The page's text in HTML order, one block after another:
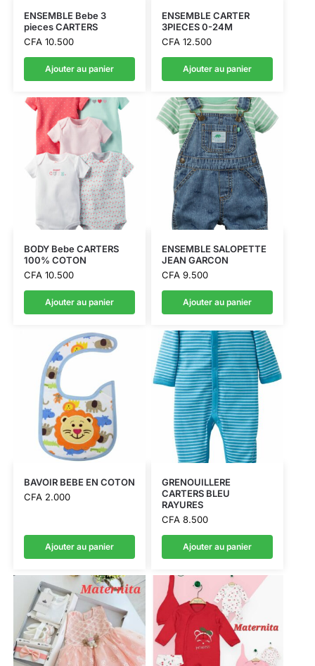
ENSEMBLE Bebe 3
pieces CARTERS
CFA10.500
Ajouter au panier
ENSEMBLE CARTER
3PIECES 0-24M
CFA12.500
Ajouter au panier
BODY Bebe CARTERS
100% COTON
CFA10.500
Ajouter au panier
ENSEMBLE SALOPETTE
JEAN GARCON
CFA9.500
Ajouter au panier
BAVOIR BEBE EN COTON
CFA2.000
Ajouter au panier
GRENOUILLERE
CARTERS BLEU
RAYURES
CFA8.500
Ajouter au panier